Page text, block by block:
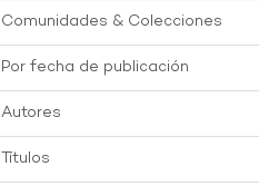
Comunidades & Colecciones
Por fecha de publicación
Autores
Títulos